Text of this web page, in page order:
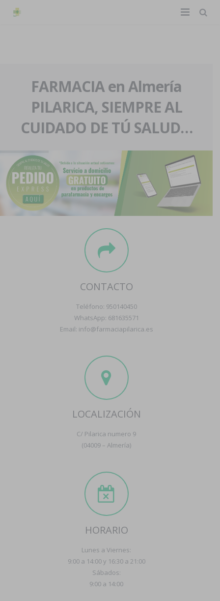
La farmacia
Nuestra historia
Nuestro equipo
Eventos
Servicios y reservas
Pedidos express
Blog
Contacto
Boletín
FARMACIA en Almería
PILARICA, SIEMPRE AL
CUIDADO DE TÚ SALUD…
CONTACTO
Teléfono: 950140450
WhatsApp: 681635571
Email: info@farmaciapilarica.es
LOCALIZACIÓN
C/ Pilarica numero 9
(04009 – Almería)
HORARIO
Lunes a Viernes:
9:00 a 14:00 y 16:30 a 21:00
Sábados:
9:00 a 14:00